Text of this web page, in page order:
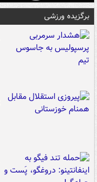
برگزیده ورزشی